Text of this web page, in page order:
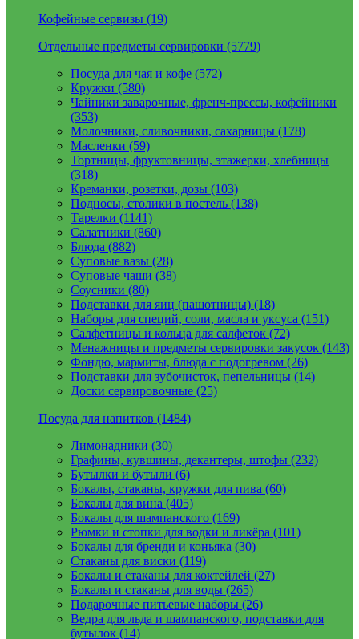
Кофейные сервизы (19)
Отдельные предметы сервировки (5779)
Посуда для чая и кофе (572)
Кружки (580)
Чайники заварочные, френч-прессы, кофейники
(353)
Молочники, сливочники, сахарницы (178)
Масленки (59)
Тортницы, фруктовницы, этажерки, хлебницы
(318)
Креманки, розетки, дозы (103)
Подносы, столики в постель (138)
Тарелки (1141)
Салатники (860)
Блюда (882)
Суповые вазы (28)
Суповые чаши (38)
Соусники (80)
Подставки для яиц (пашотницы) (18)
Наборы для специй, соли, масла и уксуса (151)
Салфетницы и кольца для салфеток (72)
Менажницы и предметы сервировки закусок (143)
Фондю, мармиты, блюда с подогревом (26)
Подставки для зубочисток, пепельницы (14)
Доски сервировочные (25)
Посуда для напитков (1484)
Лимонадники (30)
Графины, кувшины, декантеры, штофы (232)
Бутылки и бутыли (6)
Бокалы, стаканы, кружки для пива (60)
Бокалы для вина (405)
Бокалы для шампанского (169)
Рюмки и стопки для водки и ликёра (101)
Бокалы для бренди и коньяка (30)
Стаканы для виски (119)
Бокалы и стаканы для коктейлей (27)
Бокалы и стаканы для воды (265)
Подарочные питьевые наборы (26)
Ведра для льда и шампанского, подставки для
бутылок (14)